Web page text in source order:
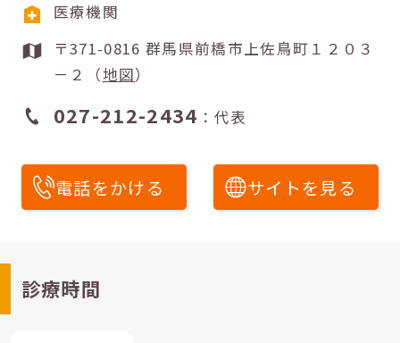
医療機関
〒371-0816 群馬県前橋市上佐鳥町１２０３
－２（地図）
027-212-2434 ：代表
電話をかける サイトを見る
診療時間